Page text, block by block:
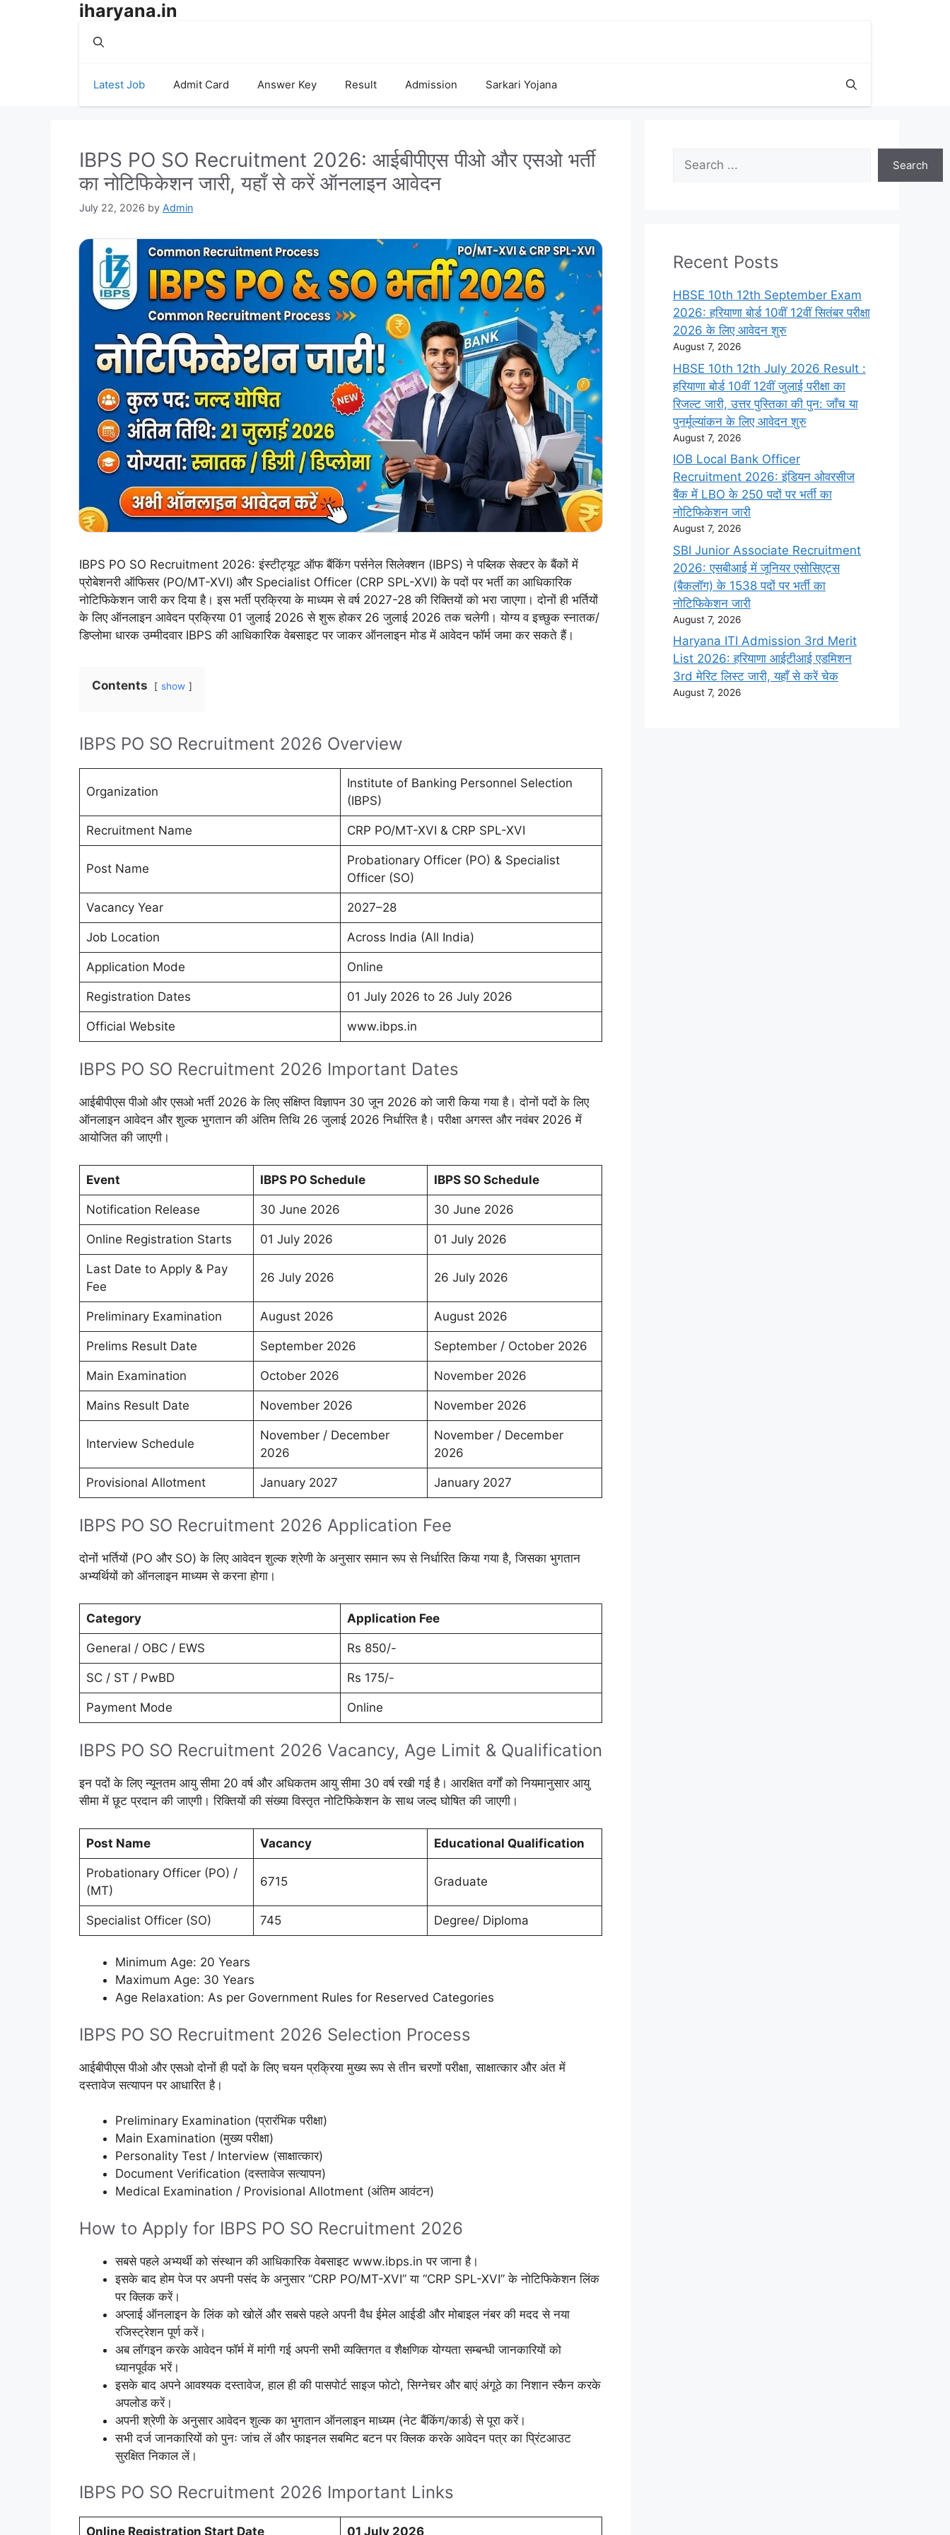
iharyana.in
Latest Job Admit Card Answer Key Result Admission Sarkari Yojana
IBPS PO SO Recruitment 2026: आईबीपीएस पीओ और एसओ भर्ती
का नोटिफिकेशन जारी, यहाँ से करें ऑनलाइन आवेदन
July 22, 2026 by Admin
IBPS PO SO Recruitment 2026: इंस्टीट्यूट ऑफ बैंकिंग पर्सनेल सिलेक्शन (IBPS) ने पब्लिक सेक्टर के बैंकों में
प्रोबेशनरी ऑफिसर (PO/MT-XVI) और Specialist Officer (CRP SPL-XVI) के पदों पर भर्ती का आधिकारिक
नोटिफिकेशन जारी कर दिया है। इस भर्ती प्रक्रिया के माध्यम से वर्ष 2027-28 की रिक्तियों को भरा जाएगा। दोनों ही भर्तियों
के लिए ऑनलाइन आवेदन प्रक्रिया 01 जुलाई 2026 से शुरू होकर 26 जुलाई 2026 तक चलेगी। योग्य व इच्छुक स्नातक/
डिप्लोमा धारक उम्मीदवार IBPS की आधिकारिक वेबसाइट पर जाकर ऑनलाइन मोड में आवेदन फॉर्म जमा कर सकते हैं।
Contents show
IBPS PO SO Recruitment 2026 Overview
Organization
Institute of Banking Personnel Selection
(IBPS)
Recruitment Name CRP PO/MT-XVI & CRP SPL-XVI
Post Name
Probationary Officer (PO) & Specialist
Officer (SO)
Vacancy Year 2027–28
Job Location Across India (All India)
Application Mode Online
Registration Dates 01 July 2026 to 26 July 2026
Official Website www.ibps.in
IBPS PO SO Recruitment 2026 Important Dates
आईबीपीएस पीओ और एसओ भर्ती 2026 के लिए संक्षिप्त विज्ञापन 30 जून 2026 को जारी किया गया है। दोनों पदों के लिए
ऑनलाइन आवेदन और शुल्क भुगतान की अंतिम तिथि 26 जुलाई 2026 निर्धारित है। परीक्षा अगस्त और नवंबर 2026 में
आयोजित की जाएगी।
Event IBPS PO Schedule IBPS SO Schedule
Notification Release 30 June 2026 30 June 2026
Online Registration Starts 01 July 2026 01 July 2026
Last Date to Apply & Pay
Fee
26 July 2026 26 July 2026
Preliminary Examination August 2026 August 2026
Prelims Result Date September 2026 September / October 2026
Main Examination October 2026 November 2026
Mains Result Date November 2026 November 2026
Interview Schedule
November / December
2026
November / December
2026
Provisional Allotment January 2027 January 2027
IBPS PO SO Recruitment 2026 Application Fee
दोनों भर्तियों (PO और SO) के लिए आवेदन शुल्क श्रेणी के अनुसार समान रूप से निर्धारित किया गया है, जिसका भुगतान
अभ्यर्थियों को ऑनलाइन माध्यम से करना होगा।
Category Application Fee
General / OBC / EWS Rs 850/-
SC / ST / PwBD Rs 175/-
Payment Mode Online
IBPS PO SO Recruitment 2026 Vacancy, Age Limit & Qualification
इन पदों के लिए न्यूनतम आयु सीमा 20 वर्ष और अधिकतम आयु सीमा 30 वर्ष रखी गई है। आरक्षित वर्गों को नियमानुसार आयु
सीमा में छूट प्रदान की जाएगी। रिक्तियों की संख्या विस्तृत नोटिफिकेशन के साथ जल्द घोषित की जाएगी।
Post Name Vacancy Educational Qualification
Probationary Officer (PO) /
(MT)
6715 Graduate
Specialist Officer (SO) 745 Degree/ Diploma
Minimum Age: 20 Years
Maximum Age: 30 Years
Age Relaxation: As per Government Rules for Reserved Categories
IBPS PO SO Recruitment 2026 Selection Process
आईबीपीएस पीओ और एसओ दोनों ही पदों के लिए चयन प्रक्रिया मुख्य रूप से तीन चरणों परीक्षा, साक्षात्कार और अंत में
दस्तावेज सत्यापन पर आधारित है।
Preliminary Examination (प्रारंभिक परीक्षा)
Main Examination (मुख्य परीक्षा)
Personality Test / Interview (साक्षात्कार)
Document Verification (दस्तावेज सत्यापन)
Medical Examination / Provisional Allotment (अंतिम आवंटन)
How to Apply for IBPS PO SO Recruitment 2026
सबसे पहले अभ्यर्थी को संस्थान की आधिकारिक वेबसाइट www.ibps.in पर जाना है।
इसके बाद होम पेज पर अपनी पसंद के अनुसार “CRP PO/MT-XVI” या “CRP SPL-XVI” के नोटिफिकेशन लिंक
पर क्लिक करें।
अप्लाई ऑनलाइन के लिंक को खोलें और सबसे पहले अपनी वैध ईमेल आईडी और मोबाइल नंबर की मदद से नया
रजिस्ट्रेशन पूर्ण करें।
अब लॉगइन करके आवेदन फॉर्म में मांगी गई अपनी सभी व्यक्तिगत व शैक्षणिक योग्यता सम्बन्धी जानकारियों को
ध्यानपूर्वक भरें।
इसके बाद अपने आवश्यक दस्तावेज, हाल ही की पासपोर्ट साइज फोटो, सिग्नेचर और बाएं अंगूठे का निशान स्कैन करके
अपलोड करें।
अपनी श्रेणी के अनुसार आवेदन शुल्क का भुगतान ऑनलाइन माध्यम (नेट बैंकिंग/कार्ड) से पूरा करें।
सभी दर्ज जानकारियों को पुनः जांच लें और फाइनल सबमिट बटन पर क्लिक करके आवेदन पत्र का प्रिंटआउट
सुरक्षित निकाल लें।
IBPS PO SO Recruitment 2026 Important Links
Online Registration Start Date 01 July 2026
Search
Search
Recent Posts
HBSE 10th 12th September Exam
2026: हरियाणा बोर्ड 10वीं 12वीं सितंबर परीक्षा
2026 के लिए आवेदन शुरु
August 7, 2026
HBSE 10th 12th July 2026 Result :
हरियाणा बोर्ड 10वीं 12वीं जुलाई परीक्षा का
रिजल्ट जारी, उत्तर पुस्तिका की पुन: जाँच या
पुनर्मूल्यांकन के लिए आवेदन शुरु
August 7, 2026
IOB Local Bank Officer
Recruitment 2026: इंडियन ओवरसीज
बैंक में LBO के 250 पदों पर भर्ती का
नोटिफिकेशन जारी
August 7, 2026
SBI Junior Associate Recruitment
2026: एसबीआई में जूनियर एसोसिएट्स
(बैकलॉग) के 1538 पदों पर भर्ती का
नोटिफिकेशन जारी
August 7, 2026
Haryana ITI Admission 3rd Merit
List 2026: हरियाणा आईटीआई एडमिशन
3rd मेरिट लिस्ट जारी, यहाँ से करें चेक
August 7, 2026